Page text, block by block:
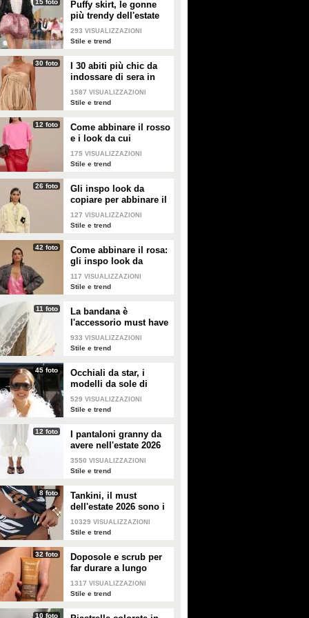
15 foto
Puffy skirt, le gonne
più trendy dell'estate
2026 sono quelle a
palloncino
293 VISUALIZZAZIONI
Stile e trend
30 foto
I 30 abiti più chic da
indossare di sera in
estate
1587 VISUALIZZAZIONI
Stile e trend
12 foto
Come abbinare il rosso
e i look da cui
prendere ispirazione
175 VISUALIZZAZIONI
Stile e trend
26 foto
Gli inspo look da
copiare per abbinare il
giallo
127 VISUALIZZAZIONI
Stile e trend
42 foto
Come abbinare il rosa:
gli inspo look da
copiare
117 VISUALIZZAZIONI
Stile e trend
11 foto
La bandana è
l'accessorio must have
dell'estate 2026: i
modelli di tendenza
933 VISUALIZZAZIONI
Stile e trend
45 foto
Occhiali da star, i
modelli da sole di
tendenza per l'estate
2026
529 VISUALIZZAZIONI
Stile e trend
12 foto
I pantaloni granny da
avere nell'estate 2026
3550 VISUALIZZAZIONI
Stile e trend
8 foto
Tankini, il must
dell'estate 2026 sono i
costumi con la canotta
10329 VISUALIZZAZIONI
Stile e trend
32 foto
Doposole e scrub per
far durare a lungo
l'abbronzatura in estate
1317 VISUALIZZAZIONI
Stile e trend
10 foto